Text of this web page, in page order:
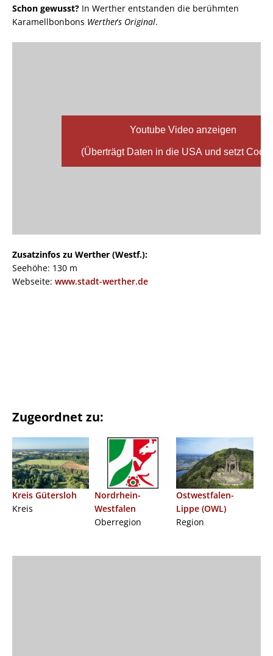
Schon gewusst? In Werther entstanden die berühmten
Karamellbonbons Werther´s Original.
Youtube Video anzeigen
(Überträgt Daten in die USA und setzt
Zusatzinfos zu Werther (Westf.):
Seehöhe: 130 m
Webseite: www.stadt-werther.de
Zugeordnet zu:
Kreis Gütersloh
Kreis
Nordrhein-
Westfalen
Oberregion
Ostwestfalen-
Lippe (OWL)
Region